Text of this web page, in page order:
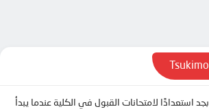
يدرس Koyomi Araragi بجد استعدادًا لامتحانات القبول في الكلية عندما يبدأ